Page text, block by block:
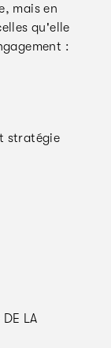
mais en
qu'elle
:
stratégie
LA